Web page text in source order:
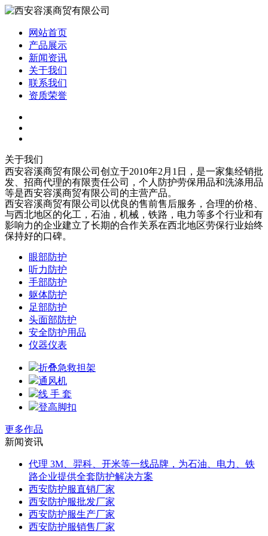
网站首页
产品展示
新闻资讯
关于我们
联系我们
资质荣誉
关于我们
西安容溪商贸有限公司创立于2010年2月1日，是一家集经销批
发、招商代理的有限责任公司，个人防护劳保用品和洗涤用品
等是西安容溪商贸有限公司的主营产品。
西安容溪商贸有限公司以优良的售前售后服务，合理的价格、
与西北地区的化工，石油，机械，铁路，电力等多个行业和有
影响力的企业建立了长期的合作关系在西北地区劳保行业始终
保持好的口碑。
眼部防护
听力防护
手部防护
躯体防护
足部防护
头面部防护
安全防护用品
仪器仪表
折叠急救担架
通风机
线 手 套
登高脚扣
更多作品
新闻资讯
代理 3M、羿科、开米等一线品牌，为石油、电力、铁
路企业提供全套防护解决方案
西安防护服直销厂家
西安防护服批发厂家
西安防护服生产厂家
西安防护服销售厂家